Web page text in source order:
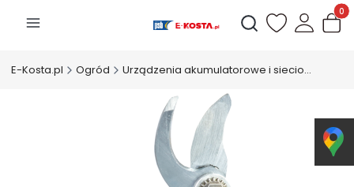
Otwórz wyszukiwarkę
E-Kosta.pl Ogród Urządzenia akumulatorowe i sieciowe ogrodowe